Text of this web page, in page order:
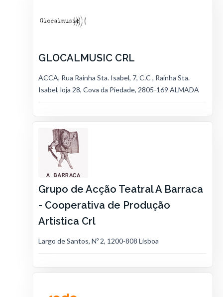
GLOCALMUSIC CRL
ACCA, Rua Rainha Sta. Isabel, 7, C.C , Rainha Sta.
Isabel, loja 28, Cova da Piedade, 2805-169 ALMADA
Grupo de Acção Teatral A Barraca
- Cooperativa de Produção
Artistica Crl
Largo de Santos, Nº 2, 1200-808 Lisboa